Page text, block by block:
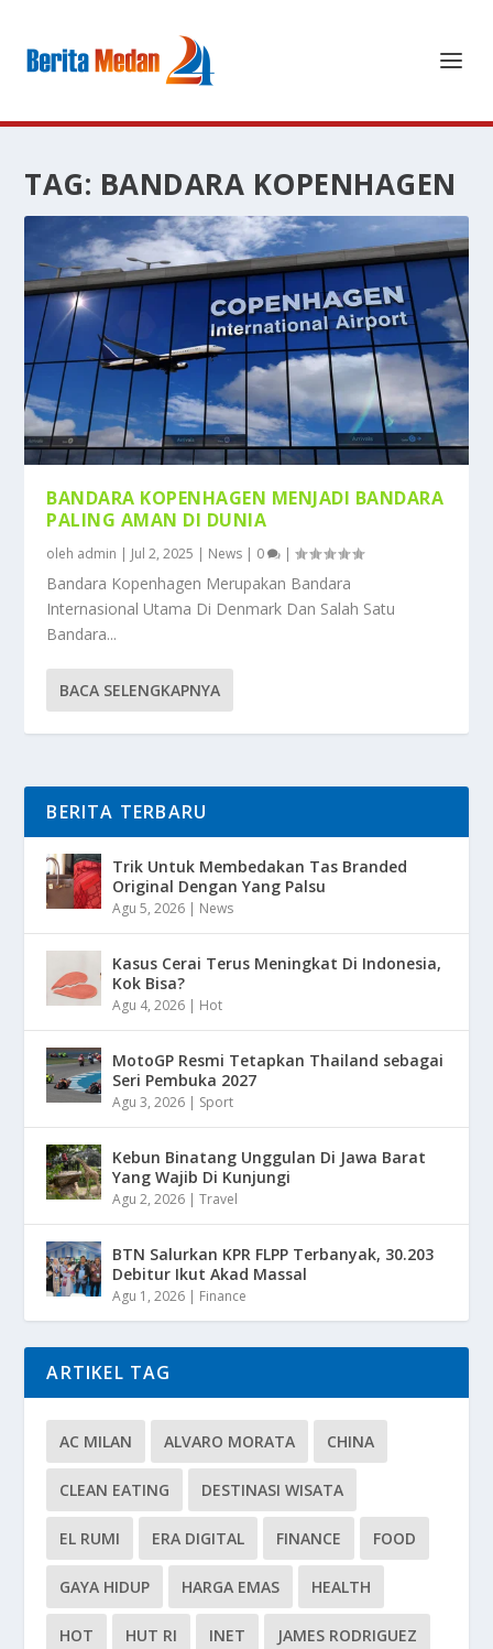
TAG: BANDARA KOPENHAGEN
BANDARA KOPENHAGEN MENJADI BANDARA
PALING AMAN DI DUNIA
oleh admin Jul 2, 2025 News 0 |
Bandara Kopenhagen Merupakan Bandara
Internasional Utama Di Denmark Dan Salah Satu
Bandara...
BACA SELENGKAPNYA
BERITA TERBARU
Trik Untuk Membedakan Tas Branded
Original Dengan Yang Palsu
Agu 5, 2026 News
Kasus Cerai Terus Meningkat Di Indonesia,
Kok Bisa?
Agu 4, 2026 Hot
MotoGP Resmi Tetapkan Thailand sebagai
Seri Pembuka 2027
Agu 3, 2026 Sport
Kebun Binatang Unggulan Di Jawa Barat
Yang Wajib Di Kunjungi
Agu 2, 2026 |Travel
BTN Salurkan KPR FLPP Terbanyak, 30.203
Debitur Ikut Akad Massal
Agu 1, 2026 Finance
ARTIKEL TAG
AC MILAN ALVARO MORATA CHINA
CLEAN EATING DESTINASI WISATA
EL RUMI ERA DIGITAL FINANCE FOOD
GAYA HIDUP HARGA EMAS HEALTH
HOT HUT RI INET JAMES RODRIGUEZ